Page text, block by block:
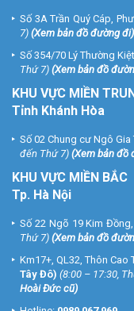
Số 3A Trần Quý Cáp,
7) (Xem bản đồ đường đi
Số 354/70 Lý Thường
Thứ 7) (Xem bản đồ
KHU VỰC MIỀN
Tỉnh Khánh Hòa
Số 02 Chung cư Ngô Gia
đến Thứ 7) (Xem bản đồ
KHU VỰC MIỀN BẮC
Tp. Hà Nội
Số 22 Ngõ 19 Kim
Thứ 7) (Xem bản đồ
Km17+, QL32, Thôn
Tây Đô) (8:00 – 17:30,
Hoài Đức cũ)